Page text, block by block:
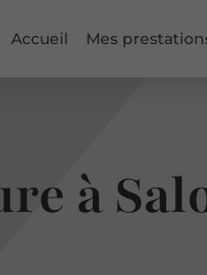
Accueil Mes
à